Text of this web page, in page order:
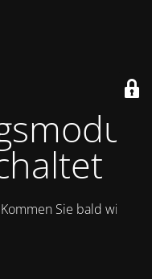
Sie bald wieder.